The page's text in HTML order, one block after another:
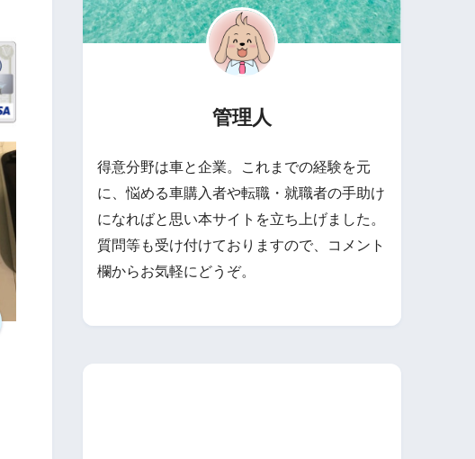
管理人
得意分野は車と企業。これまでの経験を元
に、悩める車購入者や転職・就職者の手助け
になればと思い本サイトを立ち上げました。
質問等も受け付けておりますので、コメント
欄からお気軽にどうぞ。